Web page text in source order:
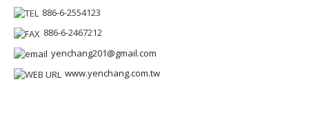
886-6-2554123
886-6-2467212
yenchang201@gmail.com
www.yenchang.com.tw